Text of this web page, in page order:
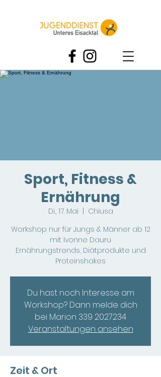
Sport, Fitness &
Ernährung
Di., 17. Mai
Chiusa
Workshop nur für Jungs & Männer ab 12
mit Ivonne Dauru
Ernährungstrends, Diätprodukte und
Proteinshakes
Du hast noch Interesse am
Workshop? Dann melde dich
bei Marion 339 2027234
Veranstaltungen ansehen
Zeit & Ort